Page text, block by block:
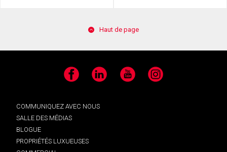
Haut de page
Facebook LinkedIn YouTube Instagram
COMMUNIQUEZ AVEC NOUS
SALLE DES MÉDIAS
BLOGUE
PROPRIÉTÉS LUXUEUSES